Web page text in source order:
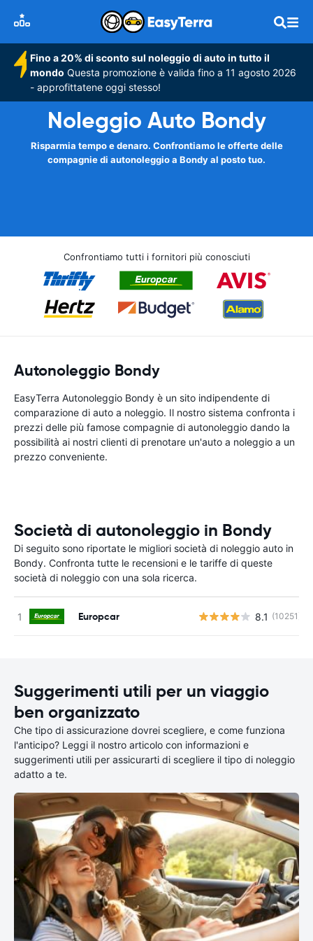
Fino a 20% di sconto sul noleggio di auto in tutto il
mondo Questa promozione è valida fino a 11 agosto 2026
- approfittatene oggi stesso!
Noleggio Auto Bondy
Risparmia tempo e denaro. Confrontiamo le offerte delle
compagnie di autonoleggio a Bondy al posto tuo.
Confrontiamo tutti i fornitori più conosciuti
Autonoleggio Bondy
EasyTerra Autonoleggio Bondy è un sito indipendente di
comparazione di auto a noleggio. Il nostro sistema confronta i
prezzi delle più famose compagnie di autonoleggio dando la
possibilità ai nostri clienti di prenotare un'auto a noleggio a un
prezzo conveniente.
Società di autonoleggio in Bondy
Di seguito sono riportate le migliori società di noleggio auto in
Bondy. Confronta tutte le recensioni e le tariffe di queste
società di noleggio con una sola ricerca.
Europcar 8.1 (10251)
Suggerimenti utili per un viaggio
ben organizzato
Che tipo di assicurazione dovrei scegliere, e come funziona
l'anticipo? Leggi il nostro articolo con informazioni e
suggerimenti utili per assicurarti di scegliere il tipo di noleggio
adatto a te.